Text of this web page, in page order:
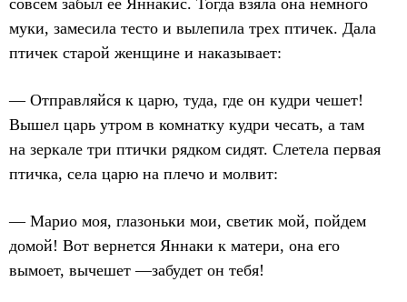
совсем забыл ее Яннакис. Тогда взяла она немного
муки, замесила тесто и вылепила трех птичек. Дала
птичек старой женщине и наказывает:
— Отправляйся к царю, туда, где он кудри чешет!
Вышел царь утром в комнатку кудри чесать, а там
на зеркале три птички рядком сидят. Слетела первая
птичка, села царю на плечо и молвит:
— Марио моя, глазоньки мои, светик мой, пойдем
домой! Вот вернется Яннаки к матери, она его
вымоет, вычешет —забудет он тебя!